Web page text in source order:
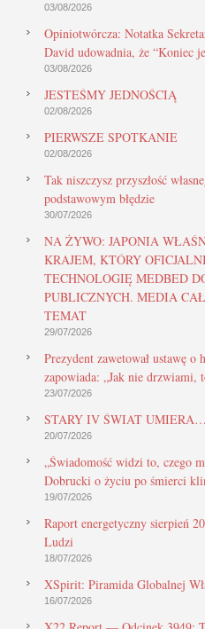
03/08/2026
Opiniotwórcza: Notatka
David udowadnia, że “Koniec
03/08/2026
JESTEŚMY JEDNOŚCIĄ
02/08/2026
PIERWSZE SPOTKANIE
02/08/2026
Tak niszczysz przyszłość
podstawowym błędzie
30/07/2026
NA ŻYWO: JAPONIA
KRAJEM, KTÓRY
TECHNOLOGIĘ MEDBED
PUBLICZNYCH. MEDIA
TEMAT
29/07/2026
Prezydent zawetował ustawę
zapowiada: „Jak nie drzwiami,
23/07/2026
STARY IV ŚWIAT
20/07/2026
„Świadomość widzi to, czego
Dobrucki o życiu po śmierci
19/07/2026
Raport energetyczny sierpień
Ludzi
18/07/2026
XSpirit: Piramida Globalnej
16/07/2026